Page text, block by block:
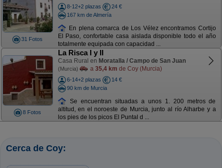
31 Fotos
8-12+2 plazas
24 €
167 km de Almería
En plena comarca de Los Vélez encontramos Cortijo
El Paso, confortable casa aislada disponible todo el año
totalmente equipada con capacidad ...
8 Fotos
La Risca I y II
Casa Rural en Moratalla / Campo de San Juan
(Murcia) a 35,4 km de Coy (Murcia)
6-14+2 plazas
14 €
90 km de Murcia
Se encuentran situadas a unos 1. 200 metros de
altitud, en el noroeste de Murcia, junto al río Alharbe y a
los pies de los picos El Puntal d ...
Cerca de Coy: